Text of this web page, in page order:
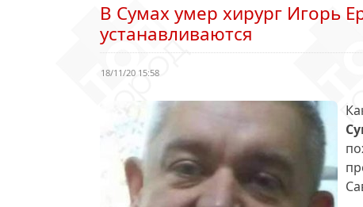
В Сумах умер хирург Игорь
устанавливаются
18/11/20 15:58